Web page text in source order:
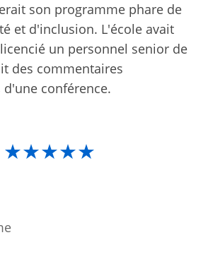
son programme phare de
et d'inclusion. L'école avait
un personnel senior de
des commentaires
conférence.
★★★★★